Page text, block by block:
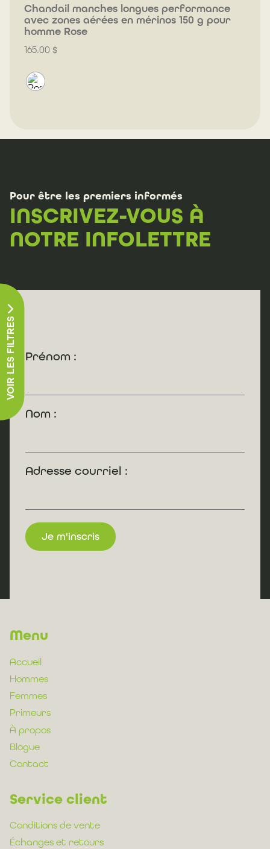
Chandail manches longues performance
avec zones aérées en mérinos 150 g pour
homme Rose
165.00 $
Pour être les premiers informés
INSCRIVEZ-VOUS À
NOTRE INFOLETTRE
Prénom :
Nom :
Adresse courriel :
Menu
Accueil
Hommes
Femmes
Primeurs
À propos
Blogue
Contact
Service client
Conditions de vente
Échanges et retours
VOIR LES FILTRES